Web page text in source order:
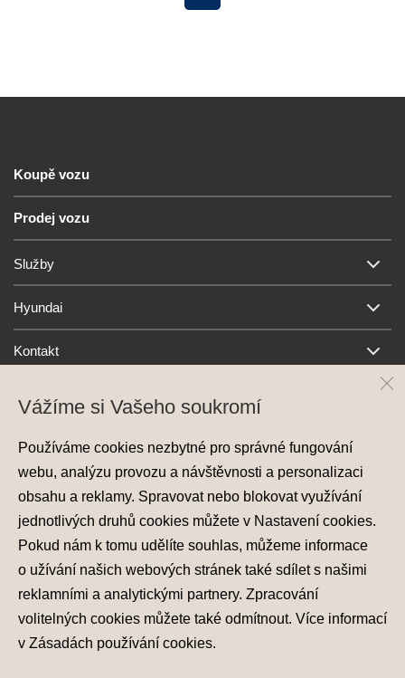
Koupě vozu
Prodej vozu
Služby
Hyundai
Kontakt
© 2026 Hyundai Motor Czech s.r.o.
Všechna práva vyhrazena
Ochrana osobních údajů
Nastavení cookies
Zásady používání cookies
Vážíme si Vašeho soukromí
Používáme cookies nezbytné pro správné fungování
webu, analýzu provozu a návštěvnosti a personalizaci
obsahu a reklamy. Spravovat nebo blokovat využívání
jednotlivých druhů cookies můžete v Nastavení cookies.
Pokud nám k tomu udělíte souhlas, můžeme informace
o užívání našich webových stránek také sdílet s našimi
reklamními a analytickými partnery. Zpracování
volitelných cookies můžete také odmítnout. Více informací
v Zásadách používání cookies.